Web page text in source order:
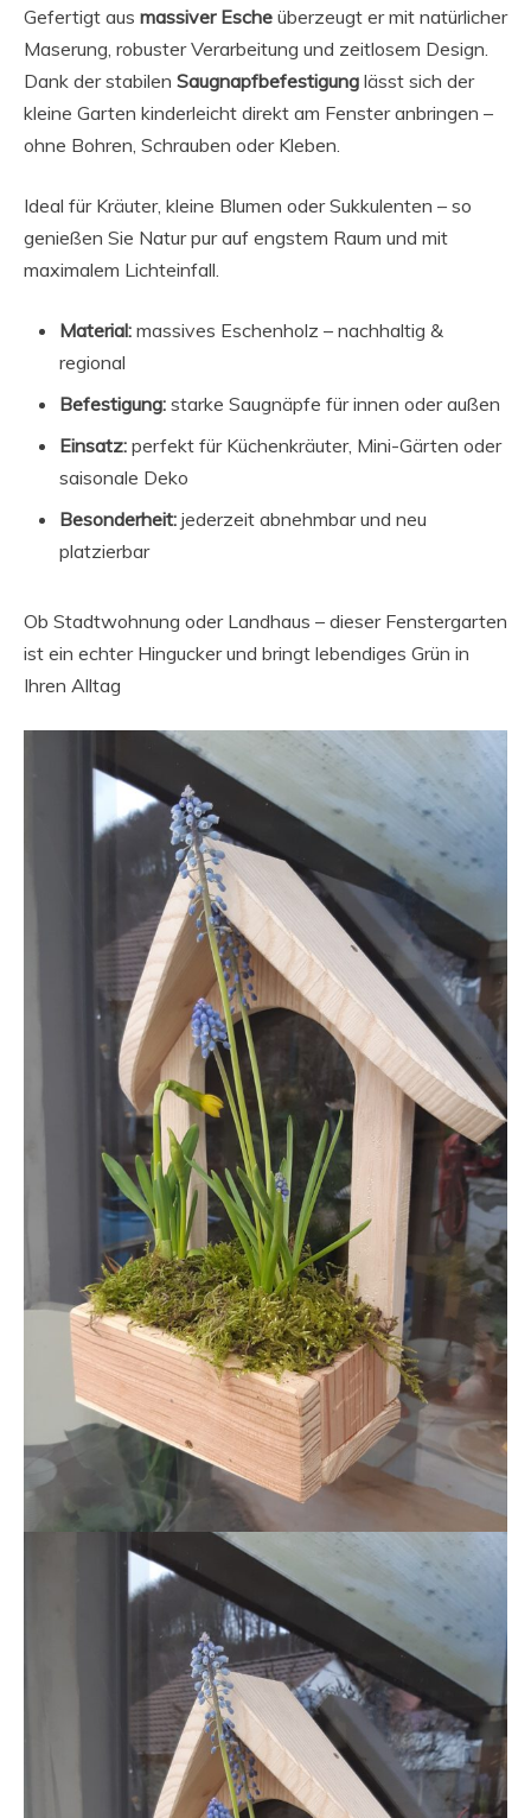
Gefertigt aus massiver Esche überzeugt er mit natürlicher
Maserung, robuster Verarbeitung und zeitlosem Design.
Dank der stabilen Saugnapfbefestigung lässt sich der
kleine Garten kinderleicht direkt am Fenster anbringen –
ohne Bohren, Schrauben oder Kleben.
Ideal für Kräuter, kleine Blumen oder Sukkulenten – so
genießen Sie Natur pur auf engstem Raum und mit
maximalem Lichteinfall.
Material: massives Eschenholz – nachhaltig &
regional
Befestigung: starke Saugnäpfe für innen oder außen
Einsatz: perfekt für Küchenkräuter, Mini-Gärten oder
saisonale Deko
Besonderheit: jederzeit abnehmbar und neu
platzierbar
Ob Stadtwohnung oder Landhaus – dieser Fenstergarten
ist ein echter Hingucker und bringt lebendiges Grün in
Ihren Alltag